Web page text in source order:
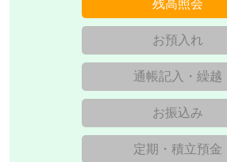
残高照会
お預入れ
通帳記入・繰越
お振込み
定期・積立預金